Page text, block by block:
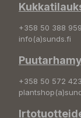
+358 50 388
info(a)sunds.fi
+358 50 572